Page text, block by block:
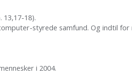
13,17-18).
styrede samfund. Og indtil
i 2004.